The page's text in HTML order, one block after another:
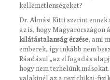
kellemetlenségeket?
Dr. Almási Kitti szerint ennek
az is, hogy Magyarországon
kilátástalanság érzése, ami
emberek, így inkább nem
Ráadásul „az elfogadás
hogy nem terhelünk
valakinél az a pszichikai-